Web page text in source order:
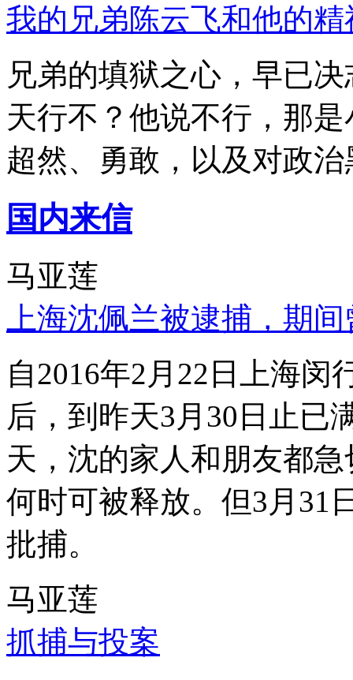
我的兄弟陈云飞和他的
兄弟的填狱之心，早已
天行不？他说不行，那
超然、勇敢，以及对政
国内来信
马亚莲
上海沈佩兰被逮捕，期
自2016年2月22日上海
后，到昨天3月30日止已
天，沈的家人和朋友都
何时可被释放。但3月31
批捕。
马亚莲
抓捕与投案